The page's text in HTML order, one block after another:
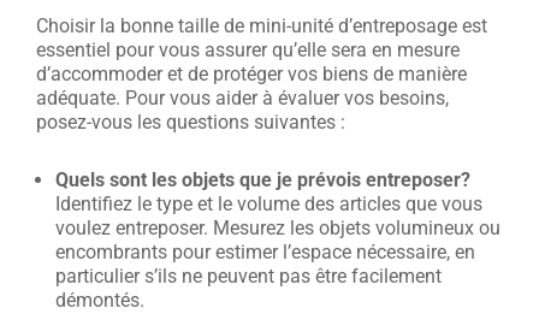
Choisir la bonne taille de mini-unité d’entreposage est
essentiel pour vous assurer qu’elle sera en mesure
d’accommoder et de protéger vos biens de manière
adéquate. Pour vous aider à évaluer vos besoins,
posez-vous les questions suivantes :
Quels sont les objets que je prévois entreposer?
Identifiez le type et le volume des articles que vous
voulez entreposer. Mesurez les objets volumineux ou
encombrants pour estimer l’espace nécessaire, en
particulier s’ils ne peuvent pas être facilement
démontés.